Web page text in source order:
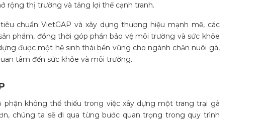
rộng thị trường và tăng lợi thế cạnh tranh.
chuẩn VietGAP và xây dựng thương hiệu mạnh mẽ, các
phẩm, đồng thời góp phần bảo vệ môi trường và sức khỏe
được một hệ sinh thái bền vững cho ngành chăn nuôi gà,
tâm đến sức khỏe và môi trường.
phận không thể thiếu trong việc xây dựng một trang trại gà
chúng ta sẽ đi qua từng bước quan trọng trong quy trình